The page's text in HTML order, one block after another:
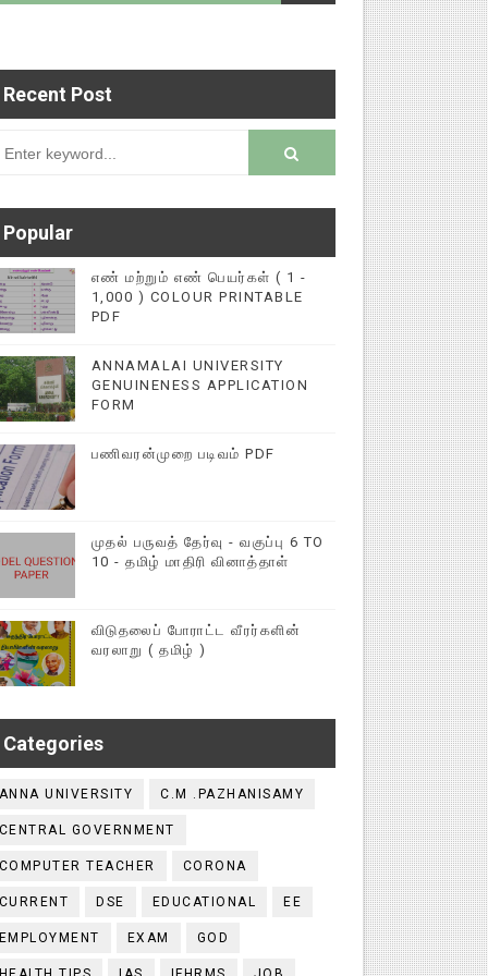
மின்னல் கல்விச் செய்தி இணையதளத்தில்
Recent Post
Popular
எண் மற்றும் எண் பெயர்கள் ( 1 -
1,000 ) COLOUR PRINTABLE
PDF
ANNAMALAI UNIVERSITY
GENUINENESS APPLICATION
FORM
பணிவரன்முறை படிவம் PDF
முதல் பருவத் தேர்வு - வகுப்பு 6 TO
10 - தமிழ் மாதிரி வினாத்தாள்
விடுதலைப் போராட்ட வீரர்களின்
வரலாறு ( தமிழ் )
Categories
ANNA UNIVERSITY C.M .PAZHANISAMY
CENTRAL GOVERNMENT
COMPUTER TEACHER CORONA
CURRENT DSE EDUCATIONAL EE
EMPLOYMENT EXAM GOD